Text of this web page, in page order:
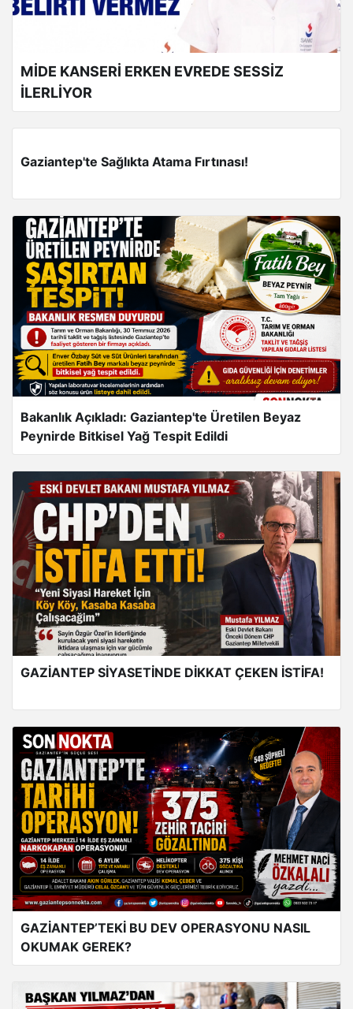
MİDE KANSERİ ERKEN EVREDE SESSİZ
İLERLİYOR
Gaziantep'te Sağlıkta Atama Fırtınası!
Bakanlık Açıkladı: Gaziantep'te Üretilen Beyaz
Peynirde Bitkisel Yağ Tespit Edildi
GAZİANTEP SİYASETİNDE DİKKAT ÇEKEN İSTİFA!
GAZİANTEP’TEKİ BU DEV OPERASYONU NASIL
OKUMAK GEREK?